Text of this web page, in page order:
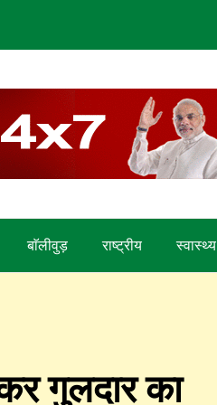
बाॅलीवुड़ राष्ट्रीय स्वास्थ्य
गुलदार का